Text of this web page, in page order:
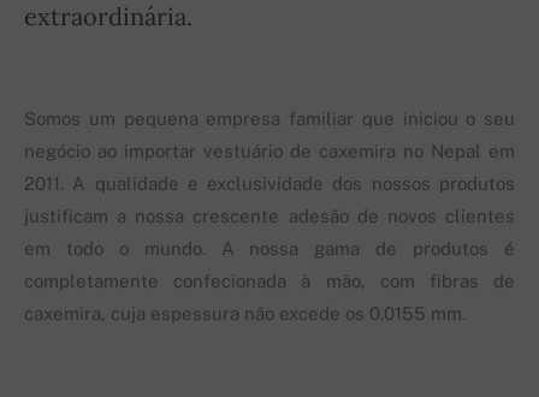
extraordinária.
Somos um pequena empresa familiar que iniciou o seu
negócio ao importar vestuário de caxemira no Nepal em
2011. A qualidade e exclusividade dos nossos produtos
justificam a nossa crescente adesão de novos clientes
em todo o mundo. A nossa gama de produtos é
completamente confecionada à mão, com fibras de
caxemira, cuja espessura não excede os 0.0155 mm.